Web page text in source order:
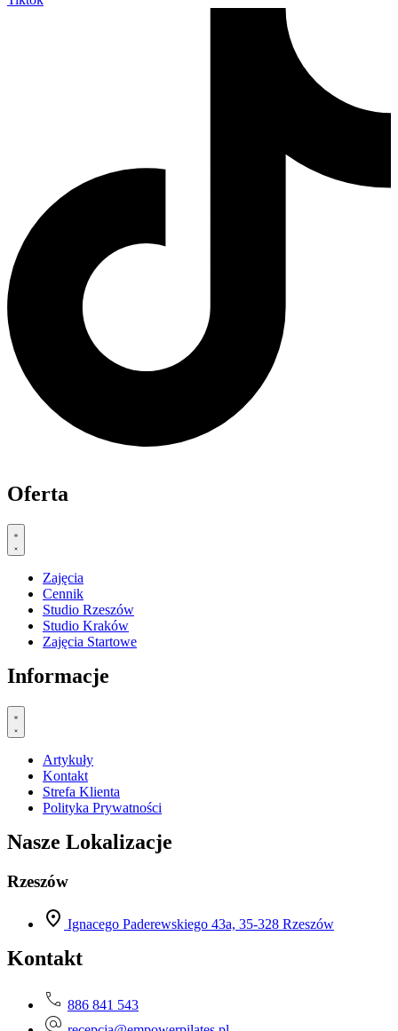
Oferta
Zajęcia
Cennik
Studio Rzeszów
Studio Kraków
Zajęcia Startowe
Informacje
Artykuły
Kontakt
Strefa Klienta
Polityka Prywatności
Nasze Lokalizacje
Rzeszów
Ignacego Paderewskiego 43a, 35-328 Rzeszów
Kontakt
886 841 543